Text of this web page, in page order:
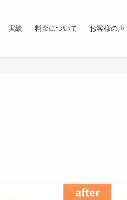
実績 料金について お客様の声